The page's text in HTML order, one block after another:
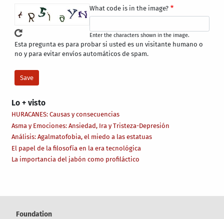
Lo + visto
HURACANES: Causas y consecuencias
Asma y Emociones: Ansiedad, Ira y Tristeza-Depresión
Análisis: Agalmatofobia, el miedo a las estatuas
El papel de la filosofía en la era tecnológica
La importancia del jabón como profiláctico
What code is in the image?
Enter the characters shown in the image.
Esta pregunta es para probar si usted es un visitante humano o
no y para evitar envíos automáticos de spam.
Foundation